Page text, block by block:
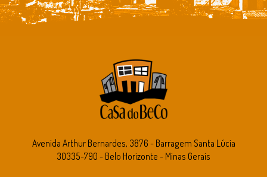
Avenida Arthur Bernardes, 3876 - Barragem Santa Lúcia
30335-790 - Belo Horizonte - Minas Gerais